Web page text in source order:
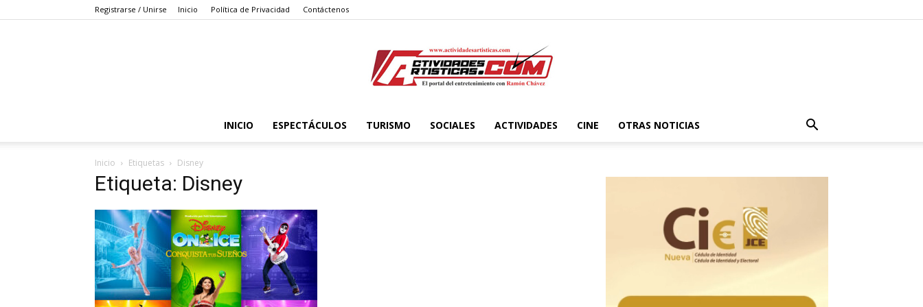
Registrarse / Unirse Inicio Política de Privacidad Contáctenos
Actividadesartisticas.com
INICIO ESPECTÁCULOS TURISMO SOCIALES ACTIVIDADES CINE OTRAS NOTICIAS
Inicio Etiquetas Disney
Etiqueta: Disney